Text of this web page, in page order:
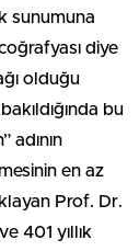
sunumuna
diye
olduğu
bu
adının
en az
Prof. Dr.
401 yıllık